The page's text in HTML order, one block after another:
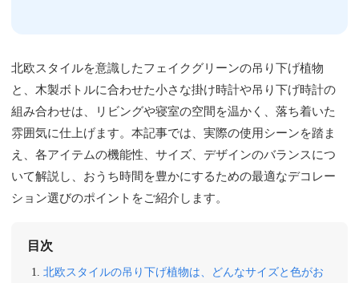
北欧スタイルを意識したフェイクグリーンの吊り下げ植物
と、木製ボトルに合わせた小さな掛け時計や吊り下げ時計の
組み合わせは、リビングや寝室の空間を温かく、落ち着いた
雰囲気に仕上げます。本記事では、実際の使用シーンを踏ま
え、各アイテムの機能性、サイズ、デザインのバランスにつ
いて解説し、おうち時間を豊かにするための最適なデコレー
ション選びのポイントをご紹介します。
目次
北欧スタイルの吊り下げ植物は、どんなサイズと色がお